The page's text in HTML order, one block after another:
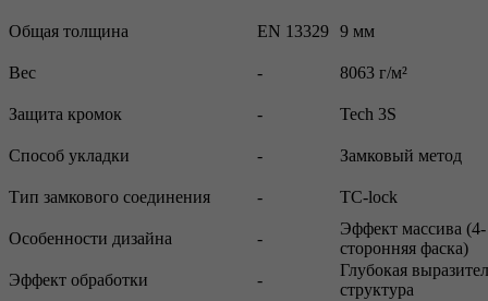
Общая толщина EN 13329 9 мм
Вес - 8063 г/м²
Защита кромок - Tech 3S
Способ укладки - Замковый метод
Тип замкового соединения - TC-lock
Особенности дизайна -
Эффект массива (4-
сторонняя фаска)
Эффект обработки
-
Глубокая
структура